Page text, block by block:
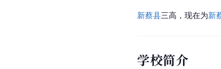
新蔡县三高，现在为新
学校简介